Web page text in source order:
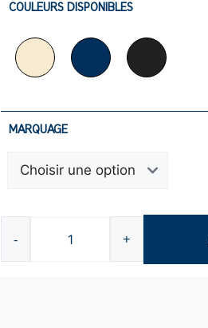
COULEURS DISPONIBLES
MARQUAGE
-
quantité
de
+